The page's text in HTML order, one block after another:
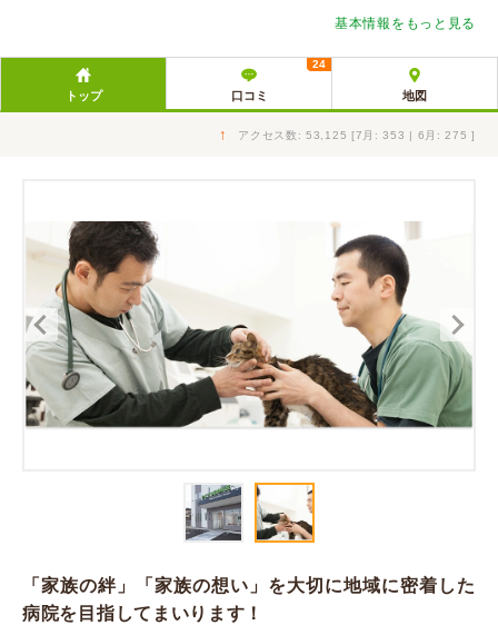
基本情報をもっと見る
トップ 口コミ
24
地図
↑ アクセス数: 53,125 [7月: 353 | 6月: 275 ]
「家族の絆」「家族の想い」を大切に地域に密着した
病院を目指してまいります！